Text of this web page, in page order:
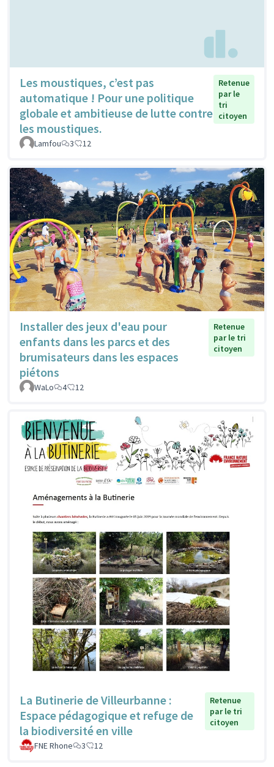
Les moustiques, c’est pas
automatique ! Pour une politique
globale et ambitieuse de lutte contre
les moustiques.
Retenue
par le
tri
citoyen
Lamfou 3 12
Installer des jeux d'eau pour
enfants dans les parcs et des
brumisateurs dans les espaces
piétons
Retenue
par le tri
citoyen
WaLo 4 12
La Butinerie de Villeurbanne :
Espace pédagogique et refuge de
la biodiversité en ville
Retenue
par le tri
citoyen
FNE Rhone 3 12